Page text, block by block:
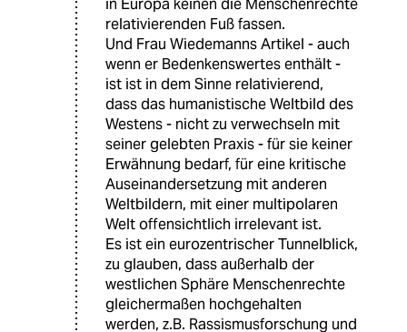
in Europa keinen die Menschenrechte
relativierenden Fuß fassen.
Und Frau Wiedemanns Artikel - auch
wenn er Bedenkenswertes enthält -
ist ist in dem Sinne relativierend,
dass das humanistische Weltbild des
Westens - nicht zu verwechseln mit
seiner gelebten Praxis - für sie keiner
Erwähnung bedarf, für eine kritische
Auseinandersetzung mit anderen
Weltbildern, mit einer multipolaren
Welt offensichtlich irrelevant ist.
Es ist ein eurozentrischer Tunnelblick,
zu glauben, dass außerhalb der
westlichen Sphäre Menschenrechte
gleichermaßen hochgehalten
werden, z.B. Rassismusforschung und